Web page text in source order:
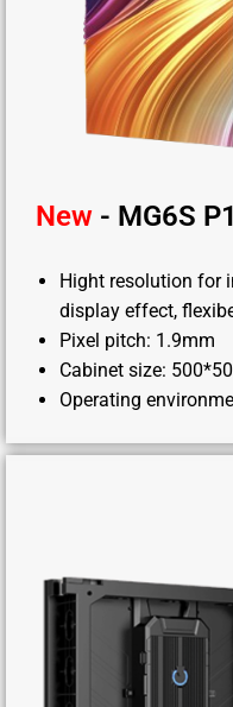
New - MG6S
Hight resolution for
display effect,
Pixel pitch: 1.9mm
Cabinet size:
Operating